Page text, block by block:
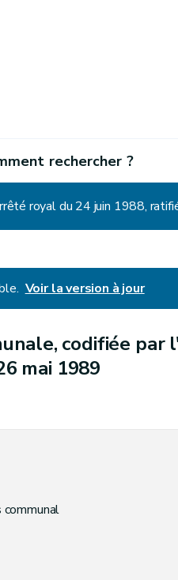
rechercher ?
royal du 24 juin 1988,
Voir la version à jour
codifiée par
mai 1989